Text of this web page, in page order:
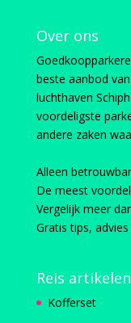
Over ons
beste aanbod
luchthaven
voordeligste
andere zaken
Alleen
De meest
Vergelijk meer
Gratis tips,
Reis artikelen
Kofferset